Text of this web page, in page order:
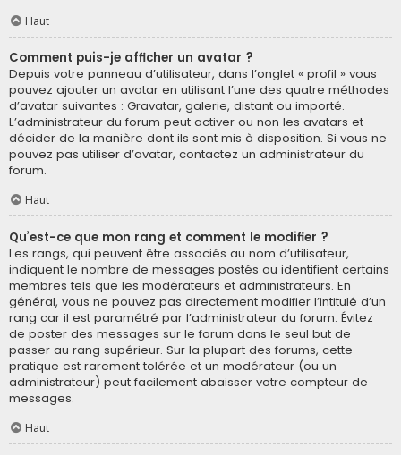
Haut
Comment puis-je afficher un avatar ?
Depuis votre panneau d’utilisateur, dans l’onglet « profil » vous
pouvez ajouter un avatar en utilisant l’une des quatre méthodes
d’avatar suivantes : Gravatar, galerie, distant ou importé.
L’administrateur du forum peut activer ou non les avatars et
décider de la manière dont ils sont mis à disposition. Si vous ne
pouvez pas utiliser d’avatar, contactez un administrateur du
forum.
Haut
Qu’est-ce que mon rang et comment le modifier ?
Les rangs, qui peuvent être associés au nom d’utilisateur,
indiquent le nombre de messages postés ou identifient certains
membres tels que les modérateurs et administrateurs. En
général, vous ne pouvez pas directement modifier l’intitulé d’un
rang car il est paramétré par l’administrateur du forum. Évitez
de poster des messages sur le forum dans le seul but de
passer au rang supérieur. Sur la plupart des forums, cette
pratique est rarement tolérée et un modérateur (ou un
administrateur) peut facilement abaisser votre compteur de
messages.
Haut